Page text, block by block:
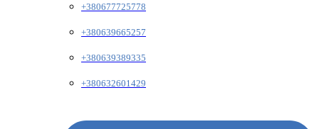
+380677725778
+380639665257
+380639389335
+380632601429